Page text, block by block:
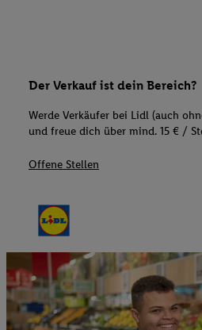
Der Verkauf ist dein Bereich?
Werde Verkäufer bei Lidl (auch
und freue dich über mind. 15 € /
Offene Stellen